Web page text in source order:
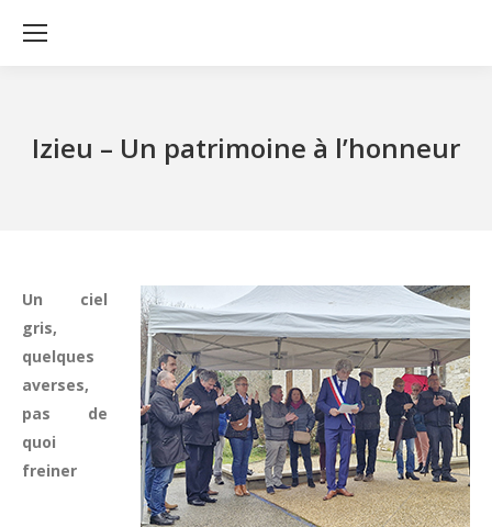
Izieu – Un patrimoine à l’honneur
Un ciel
gris,
quelques
averses,
pas de
quoi
freiner